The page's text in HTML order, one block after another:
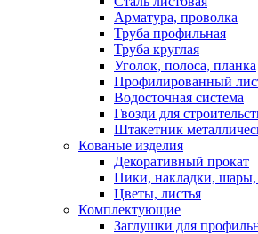
Арматура, проволка
Труба профильная
Труба круглая
Уголок, полоса, планка
Профилированный
Водосточная система
Гвозди для
Штакетник
Кованые изделия
Декоративный прокат
Пики, накладки, шары,
Цветы, листья
Комплектующие
Заглушки для